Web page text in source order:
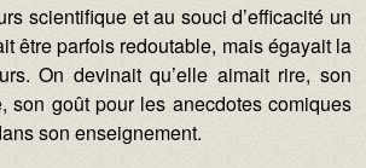
scientifique et au souci d’efficacité un
être parfois redoutable, mais égayait la
On devinait qu’elle aimait rire, son
son goût pour les anecdotes comiques
son enseignement.